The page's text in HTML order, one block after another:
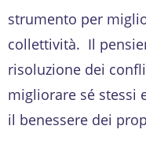
strumento per
collettività. Il
risoluzione dei
migliorare sé stessi
il benessere dei